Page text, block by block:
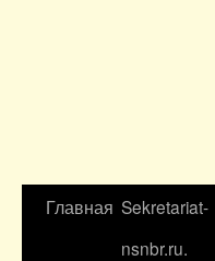
Главная Sekretariat-
nsnbr.ru.